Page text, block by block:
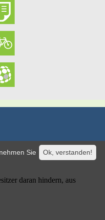
Ok, verstanden!
Sie